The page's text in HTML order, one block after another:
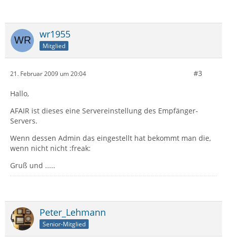
wr1955
Mitglied
21. Februar 2009 um 20:04 #3
Hallo,
AFAIR ist dieses eine Servereinstellung des Empfänger-
Servers.
Wenn dessen Admin das eingestellt hat bekommt man die,
wenn nicht nicht :freak:
Gruß und .....
Peter_Lehmann
Senior-Mitglied